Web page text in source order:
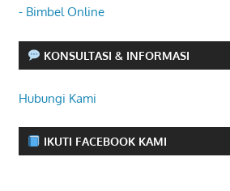
- Bimbel Online
KONSULTASI & INFORMASI
Hubungi Kami
IKUTI FACEBOOK KAMI